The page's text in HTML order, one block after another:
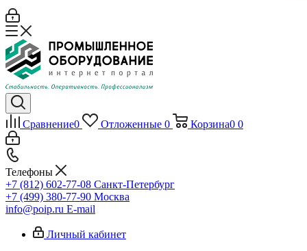
Сравнение0 Отложенные 0 Корзина0 0
Телефоны
+7 (812) 602-77-08 Санкт-Петербург
+7 (499) 380-77-90 Москва
info@poip.ru E-mail
Личный кабинет